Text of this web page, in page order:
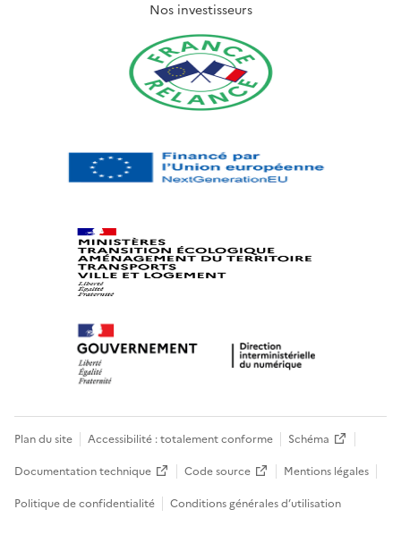
Nos investisseurs
Plan du site Accessibilité : totalement conforme
Schéma
Documentation technique
Code source
Mentions légales
Politique de confidentialité
Conditions générales d’utilisation